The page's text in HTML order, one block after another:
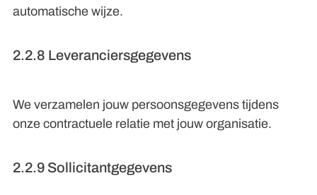
automatische wijze.
2.2.8 Leveranciersgegevens
We verzamelen jouw persoonsgegevens tijdens
onze contractuele relatie met jouw organisatie.
2.2.9 Sollicitantgegevens